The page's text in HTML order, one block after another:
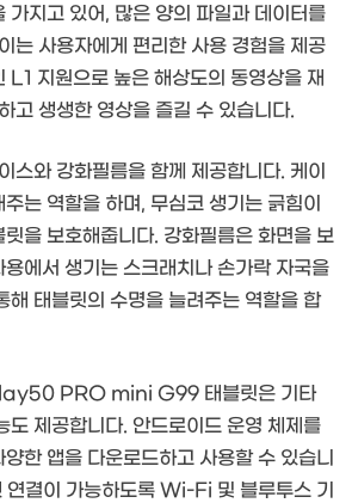
지고 있어, 많은 양의 파일과 데이터를
는 사용자에게 편리한 사용 경험을 제공
L1 지원으로 높은 해상도의 동영상을 재
고 생생한 영상을 즐길 수 있습니다.
스와 강화필름을 함께 제공합니다. 케이
는 역할을 하며, 무심코 생기는 긁힘이
을 보호해줍니다. 강화필름은 화면을 보
에서 생기는 스크래치나 손가락 자국을
해 태블릿의 수명을 늘려주는 역할을 합
PRO mini G99 태블릿은 기타
도 제공합니다. 안드로이드 운영 체제를
한 앱을 다운로드하고 사용할 수 있습니
연결이 가능하도록 Wi-Fi 및 블루투스 기